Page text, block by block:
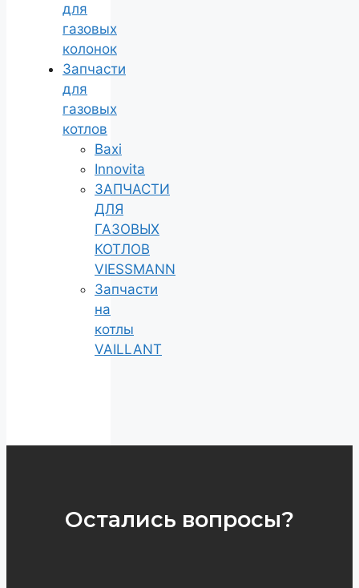
для
газовых
колонок
Запчасти
для
газовых
котлов
Baxi
Innovita
ЗАПЧАСТИ
ДЛЯ
ГАЗОВЫХ
КОТЛОВ
VIESSMANN
Запчасти
на
котлы
VAILLANT
Остались вопросы?